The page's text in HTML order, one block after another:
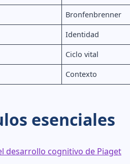
Bronfenbrenner
Identidad
Ciclo vital
Contexto
esenciales
desarrollo cognitivo de Piaget